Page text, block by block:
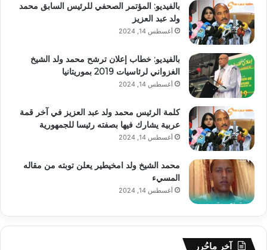
بالفيديو: المؤتمر الصحفي للرئيس السابق محمد
ولد عبد العزيز
أغسطس 14, 2024
بالفيديو: خطاب إعلان ترشح محمد ولد الشيخ
الغزواني لرئاسيات 2019 بموريتانيا
أغسطس 14, 2024
كلمة الرئيس محمد ولد عبد العزيز في آخر قمة
عربية يشارك فيها بصفته رئيسا للجمهورية
أغسطس 14, 2024
محمد الشيخ ولد امخيطير يعلن توبته من مقاله
المسيء
أغسطس 14, 2024
آخر ماحُرر